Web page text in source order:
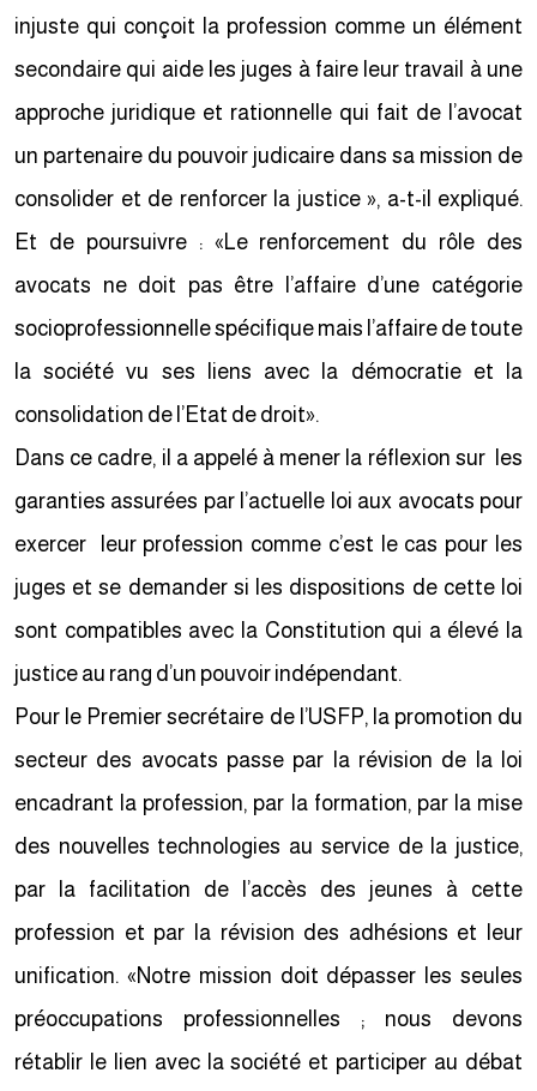
injuste qui conçoit la profession comme un élément
secondaire qui aide les juges à faire leur travail à une
approche juridique et rationnelle qui fait de l’avocat
un partenaire du pouvoir judicaire dans sa mission de
consolider et de renforcer la justice », a-t-il expliqué.
Et de poursuivre : «Le renforcement du rôle des
avocats ne doit pas être l’affaire d’une catégorie
socioprofessionnelle spécifique mais l’affaire de toute
la société vu ses liens avec la démocratie et la
consolidation de l’Etat de droit».
Dans ce cadre, il a appelé à mener la réflexion sur les
garanties assurées par l’actuelle loi aux avocats pour
exercer leur profession comme c’est le cas pour les
juges et se demander si les dispositions de cette loi
sont compatibles avec la Constitution qui a élevé la
justice au rang d’un pouvoir indépendant.
Pour le Premier secrétaire de l’USFP, la promotion du
secteur des avocats passe par la révision de la loi
encadrant la profession, par la formation, par la mise
des nouvelles technologies au service de la justice,
par la facilitation de l’accès des jeunes à cette
profession et par la révision des adhésions et leur
unification. «Notre mission doit dépasser les seules
préoccupations professionnelles ; nous devons
rétablir le lien avec la société et participer au débat